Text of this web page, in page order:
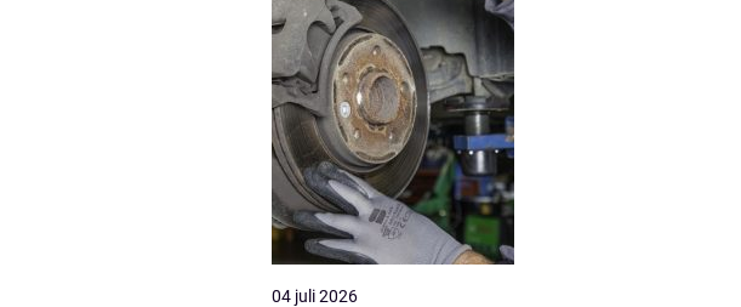
04 juli 2026